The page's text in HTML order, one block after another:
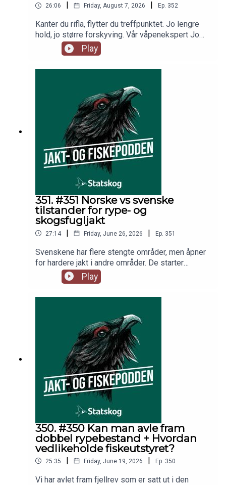
26:06 Friday, August 7, 2026 Ep. 352
Kanter du rifla, flytter du treffpunktet. Jo lengre
hold, jo større forskyving. Vår våpenekspert Jo
Inge Breisjøberget (Statskog) snakker seg varm
når han svarer på lytternes våpenspørsmål, mens
tørrfluefisker Espen Farstad (NJFF) gir råd om
sneier også innom våpen for venstrehendte,
returbukk og spissbukk. Programleder er Trond
Gunnar Skillingstad (Statskog).
Play
351. #351 Norske vs svenske
tilstander for rype- og
skogsfugljakt
27:14 | Friday, June 26, 2026 | Ep. 351
Svenskene har flere stengte områder, men åpner
for hardere jakt i andre områder. De starter
tidligere og slutter senere. Hva skiller rype- og
skogsfuglforvaltning og jakt, og kan man si
Farstad og programleder Trond Gunnar
Play
350. #350 Kan man avle fram
dobbel rypebestand + Hvordan
vedlikeholde fiskeutstyret?
25:35 | Friday, June 19, 2026 | Ep. 350
Vi har avlet fram fjellrev som er satt ut i den